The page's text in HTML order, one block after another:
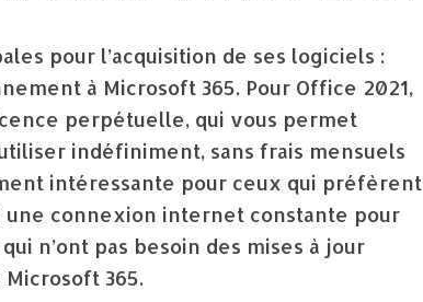
pour l’acquisition de ses logiciels :
à Microsoft 365. Pour Office 2021,
perpétuelle, qui vous permet
indéfiniment, sans frais mensuels
intéressante pour ceux qui préfèrent
une connexion internet constante pour
n’ont pas besoin des mises à jour
365.